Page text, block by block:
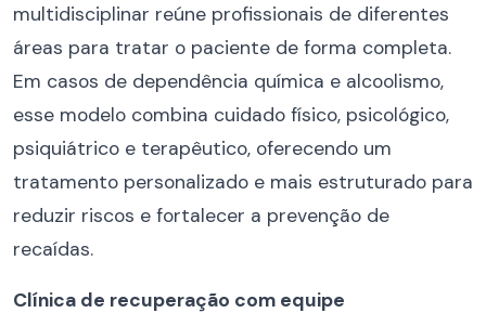
multidisciplinar reúne profissionais de diferentes
áreas para tratar o paciente de forma completa.
Em casos de dependência química e alcoolismo,
esse modelo combina cuidado físico, psicológico,
psiquiátrico e terapêutico, oferecendo um
tratamento personalizado e mais estruturado para
reduzir riscos e fortalecer a prevenção de
recaídas.
Clínica de recuperação com equipe